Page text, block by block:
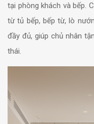
tại phòng khách và bếp.
từ tủ bếp, bếp từ, lò
đầy đủ, giúp chủ nhân
thái.